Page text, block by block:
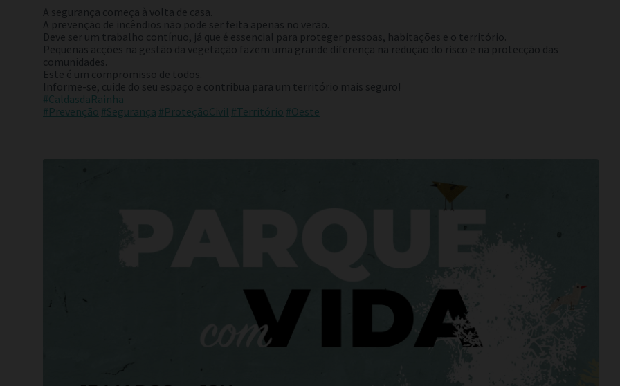
A segurança começa à volta de casa.
A prevenção de incêndios não pode ser feita apenas no verão.
Deve ser um trabalho contínuo, já que é essencial para proteger pessoas, habitações e o território.
Pequenas acções na gestão da vegetação fazem uma grande diferença na redução do risco e na protecção das
comunidades.
Este é um compromisso de todos.
Informe-se, cuide do seu espaço e contribua para um território mais seguro!
#CaldasdaRainha
#Prevenção #Segurança #ProteçãoCivil #Território #Oeste